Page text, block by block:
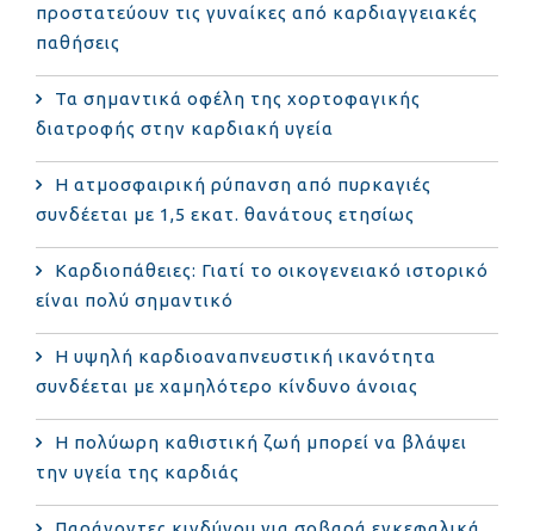
προστατεύουν τις γυναίκες από καρδιαγγειακές
παθήσεις
Τα σημαντικά οφέλη της χορτοφαγικής
διατροφής στην καρδιακή υγεία
Η ατμοσφαιρική ρύπανση από πυρκαγιές
συνδέεται με 1,5 εκατ. θανάτους ετησίως
Καρδιοπάθειες: Γιατί το οικογενειακό ιστορικό
είναι πολύ σημαντικό
Η υψηλή καρδιοαναπνευστική ικανότητα
συνδέεται με χαμηλότερο κίνδυνο άνοιας
Η πολύωρη καθιστική ζωή μπορεί να βλάψει
την υγεία της καρδιάς